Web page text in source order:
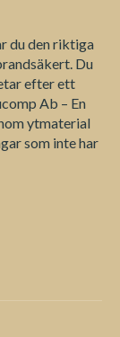
du den riktiga
Du
efter ett
Ab – En
ytmaterial
som inte har